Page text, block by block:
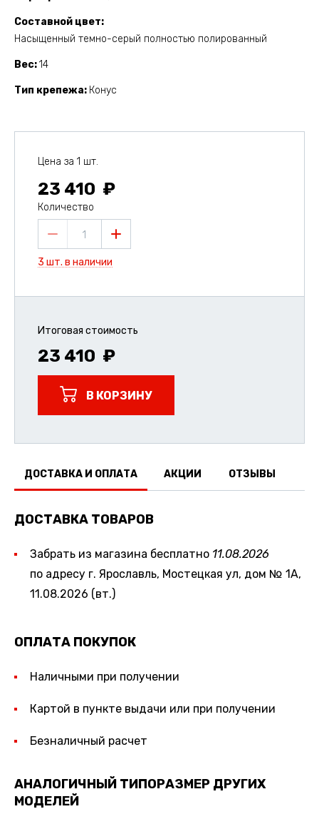
Составной цвет
Насыщенный темно-серый полностью полированный
Вес 14
Тип крепежа Конус
Цена за 1 шт.
23 410
Количество
1
3 шт. в наличии
Итоговая стоимость
23 410
В КОРЗИНУ
ДОСТАВКА И ОПЛАТА АКЦИИ ОТЗЫВЫ
ДОСТАВКА ТОВАРОВ
Забрать из магазина бесплатно 11.08.2026
по адресу г. Ярославль, Мостецкая ул, дом № 1А,
11.08.2026 (вт.)
ОПЛАТА ПОКУПОК
Наличными при получении
Картой в пункте выдачи или при получении
Безналичный расчет
АНАЛОГИЧНЫЙ ТИПОРАЗМЕР ДРУГИХ
МОДЕЛЕЙ